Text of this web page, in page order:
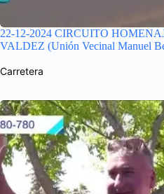
22-12-2024 CIRCUITO
VALDEZ (Unión Vecinal Manuel
Carretera